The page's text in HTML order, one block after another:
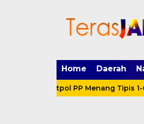
Home Daerah
Satpol PP Menang Tipis 1-0